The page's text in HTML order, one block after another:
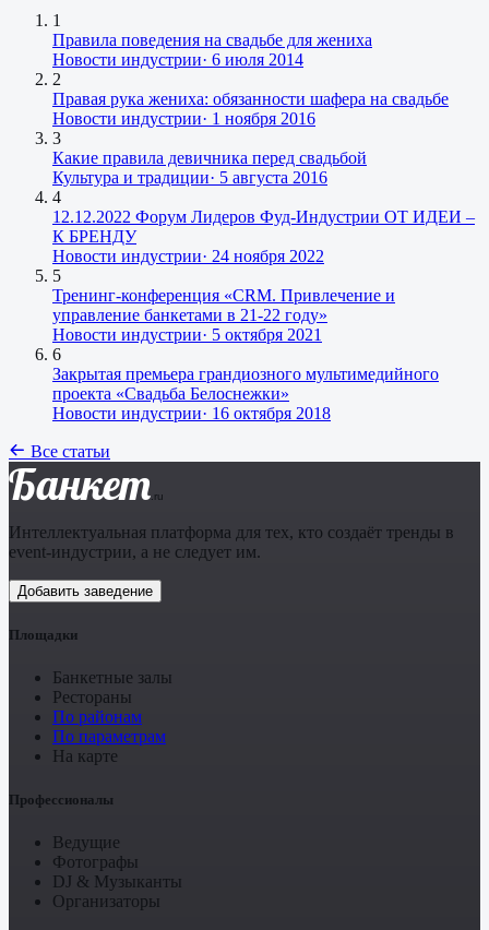
1
Правила поведения на свадьбе для жениха
Новости индустрии· 6 июля 2014
2
Правая рука жениха: обязанности шафера на свадьбе
Новости индустрии· 1 ноября 2016
3
Какие правила девичника перед свадьбой
Культура и традиции· 5 августа 2016
4
12.12.2022 Форум Лидеров Фуд-Индустрии ОТ ИДЕИ –
К БРЕНДУ
Новости индустрии· 24 ноября 2022
5
Тренинг-конференция «CRM. Привлечение и
управление банкетами в 21-22 году»
Новости индустрии· 5 октября 2021
6
Закрытая премьера грандиозного мультимедийного
проекта «Свадьба Белоснежки»
Новости индустрии· 16 октября 2018
Все статьи
Банкет .ru
Интеллектуальная платформа для тех, кто создаёт тренды в
event-индустрии, а не следует им.
Добавить заведение
Площадки
Банкетные залы
Рестораны
По районам
По параметрам
На карте
Профессионалы
Ведущие
Фотографы
DJ & Музыканты
Организаторы